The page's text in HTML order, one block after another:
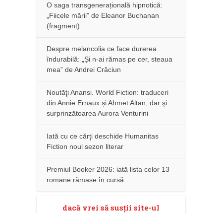
O saga transgenerațională hipnotică:
„Fiicele mării” de Eleanor Buchanan
(fragment)
Despre melancolia ce face durerea
îndurabilă: „Și n-ai rămas pe cer, steaua
mea” de Andrei Crăciun
Noutăţi Anansi. World Fiction: traduceri
din Annie Ernaux și Ahmet Altan, dar şi
surprinzătoarea Aurora Venturini
Iată cu ce cărţi deschide Humanitas
Fiction noul sezon literar
Premiul Booker 2026: iată lista celor 13
romane rămase în cursă
dacă vrei să susţii site-ul